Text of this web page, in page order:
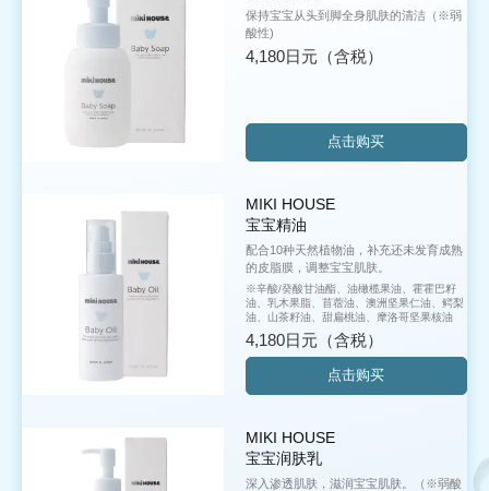
保持宝宝从头到脚全身肌肤的清洁（※弱
酸性)
4,180日元（含税）
点击购买
MIKI HOUSE
宝宝精油
配合10种天然植物油，补充还未发育成熟
的皮脂膜，调整宝宝肌肤。
※辛酸/癸酸甘油酯、油橄榄果油、霍霍巴籽
油、乳木果脂、苜蓿油、澳洲坚果仁油、鳄梨
油、山茶籽油、甜扁桃油、摩洛哥坚果核油
4,180日元（含税）
点击购买
MIKI HOUSE
宝宝润肤乳
深入渗透肌肤，滋润宝宝肌肤。
（※弱酸